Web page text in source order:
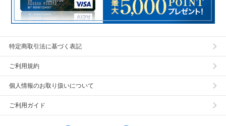
特定商取引法に基づく表記
ご利用規約
個人情報のお取り扱いについて
ご利用ガイド